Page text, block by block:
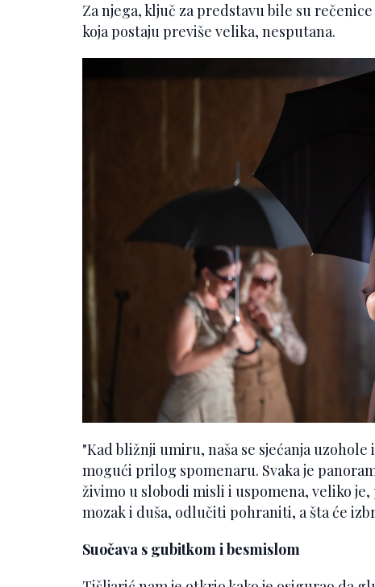
Za njega, ključ za predstavu bile su
koja postaju previše velika, nesputana.
"Kad bližnji umiru, naša se sjećanja
mogući prilog spomenaru. Svaka je
živimo u slobodi misli i uspomena, veliko
mozak i duša, odlučiti pohraniti, a šta će
Suočava s gubitkom i besmislom